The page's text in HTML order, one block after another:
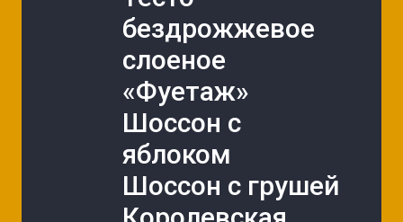
бездрожжевое
слоеное
«Фуетаж»
Шоссон с
яблоком
Шоссон с грушей